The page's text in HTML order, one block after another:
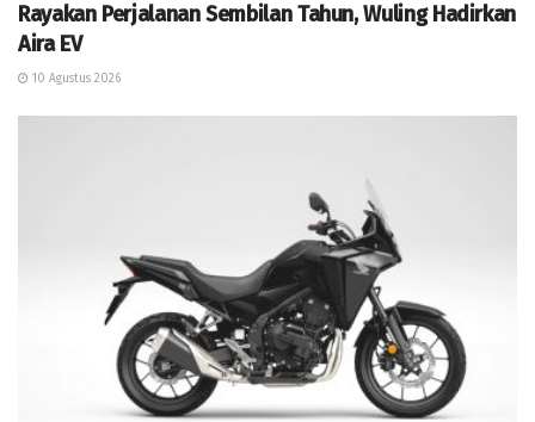
Rayakan Perjalanan Sembilan Tahun, Wuling Hadirkan
Aira EV
10 Agustus 2026